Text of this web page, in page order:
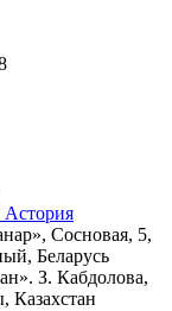
Астория
Сосновая, 5,
Беларусь
З. Кабдолова,
Казахстан